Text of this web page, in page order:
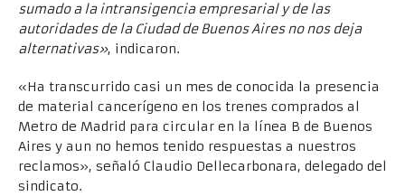
sumado a la intransigencia empresarial y de las
autoridades de la Ciudad de Buenos Aires no nos deja
alternativas», indicaron.
«Ha transcurrido casi un mes de conocida la presencia
de material cancerígeno en los trenes comprados al
Metro de Madrid para circular en la línea B de Buenos
Aires y aun no hemos tenido respuestas a nuestros
reclamos», señaló Claudio Dellecarbonara, delegado del
sindicato.